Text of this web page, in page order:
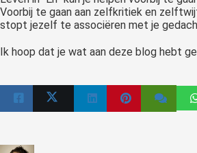
Voorbij te gaan aan zelfkritiek en
stopt jezelf te associëren met je
Ik hoop dat je wat aan deze blog hebt